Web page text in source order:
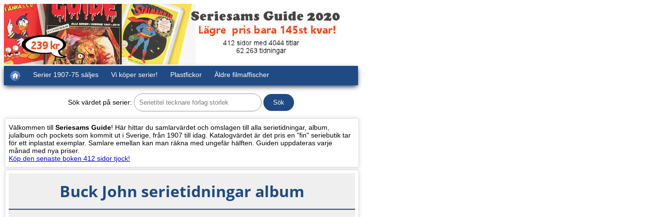
Serier 1907-75 säljes Vi köper serier! Plastfickor Äldre filmaffischer
Sök värdet på serier:
Välkommen till Seriesams Guide! Här hittar du samlarvärdet och omslagen till alla serietidningar, album,
julalbum och pockets som kommit ut i Sverige, från 1907 till idag. Katalogvärdet är det pris en "fin" seriebutik tar
för ett inplastat exemplar. Samlare emellan kan man räkna med ungefär hälften. Guiden uppdateras varje
månad med nya priser.
Köp den senaste boken 412 sidor tjock!
Buck John serietidningar album